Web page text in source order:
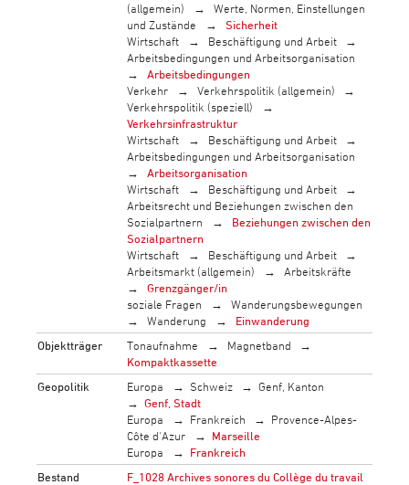
(allgemein)
Werte, Normen, Einstellungen
und Zustände
Sicherheit
Wirtschaft
Beschäftigung und Arbeit
Arbeitsbedingungen und Arbeitsorganisation
Arbeitsbedingungen
Verkehr
Verkehrspolitik (allgemein)
Verkehrspolitik (speziell)
Verkehrsinfrastruktur
Wirtschaft
Beschäftigung und Arbeit
Arbeitsbedingungen und Arbeitsorganisation
Arbeitsorganisation
Wirtschaft
Beschäftigung und Arbeit
Arbeitsrecht und Beziehungen zwischen den
Sozialpartnern
Beziehungen zwischen den
Sozialpartnern
Wirtschaft
Beschäftigung und Arbeit
Arbeitsmarkt (allgemein)
Arbeitskräfte
Grenzgänger/in
soziale Fragen
Wanderungsbewegungen
Wanderung
Einwanderung
Objektträger
Tonaufnahme
Magnetband
Kompaktkassette
Geopolitik
Europa Schweiz
Genf, Kanton
Genf, Stadt
Europa
Frankreich
Provence-Alpes-
Côte d'Azur
Marseille
Europa
Frankreich
Bestand
F_1028 Archives sonores du Collège du travail